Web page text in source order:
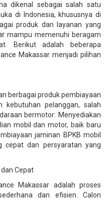
dikenal sebagai salah satu
di Indonesia, khususnya di
produk dan layanan yang
mampu memenuhi beragam
Berikut adalah beberapa
Makassar menjadi pilihan
berbagai produk pembiayaan
kebutuhan pelanggan, salah
bermotor: Menyediakan
mobil dan motor, baik baru
jaminan BPKB mobil
cepat dan persyaratan yang
Cepat
Makassar adalah proses
dan efisien. Calon